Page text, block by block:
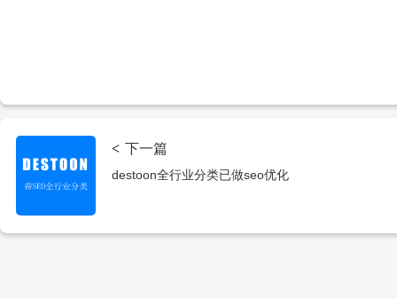
< 下一篇
destoon全行业分类已做seo优化